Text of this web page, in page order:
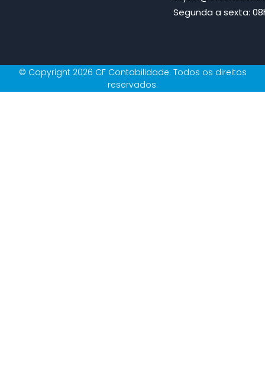
Segunda a sexta:
© Copyright 2026 CF Contabilidade. Todos os direitos
reservados.